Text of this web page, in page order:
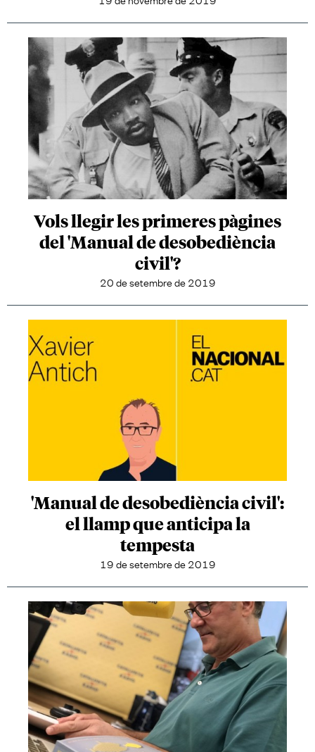
Vols llegir les primeres pàgines
del 'Manual de desobediència
civil'?
20 de setembre de 2019
'Manual de desobediència civil':
el llamp que anticipa la
tempesta
19 de setembre de 2019